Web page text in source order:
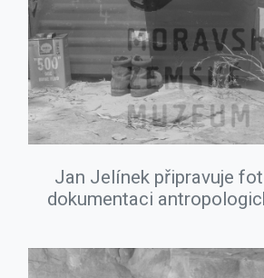
Jan Jelínek připravuje
dokumentaci